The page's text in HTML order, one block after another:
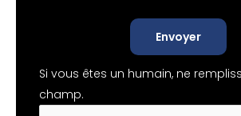
Envoyer
Si vous êtes un humain, ne
champ.